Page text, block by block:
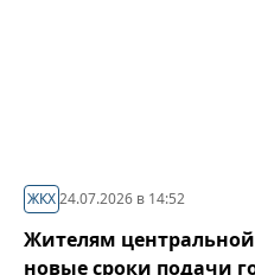
ЖКХ24.07.2026 в 14:52
Жителям
новые сроки подачи